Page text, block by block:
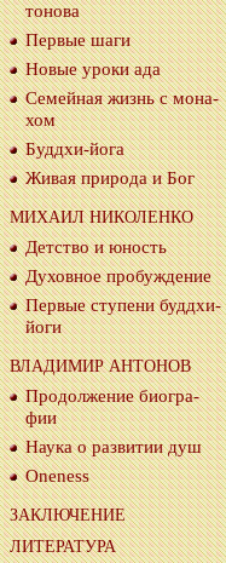
то­но­ва
Пер­вые шаги
Новые уроки ада
Се­мей­ная жизнь с мо­на­
хом
Буд­дхи-йо­га
Живая при­ро­да и Бог
МИ­ХА­ИЛ НИ­КО­ЛЕН­КО
Дет­ство и юность
Ду­хов­ное про­буж­де­ние
Пер­вые сту­пе­ни буд­дхи-
йо­ги
ВЛА­ДИ­МИР АН­ТО­НОВ
Про­дол­же­ние био­гра­
фии
Наука о раз­ви­тии душ
Oneness
ЗА­КЛЮ­ЧЕ­НИЕ
ЛИ­ТЕ­РА­ТУ­РА